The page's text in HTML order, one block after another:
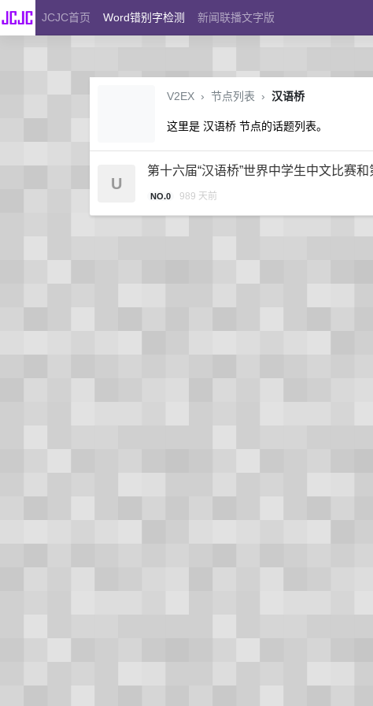
JCJC首页 Word错别字检测 新闻联播文字版
V2EX › 节点列表 › 汉语桥
这里是 汉语桥 节点的话题列表。
U
第十六届“汉语桥”世界中学生中文比赛
NO.0 989 天前